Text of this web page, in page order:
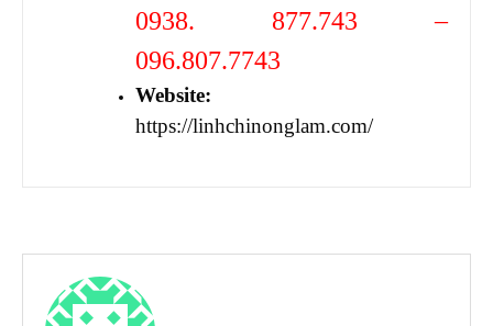
0938. 877.743 –
096.807.7743
Website:
https://linhchinonglam.com/